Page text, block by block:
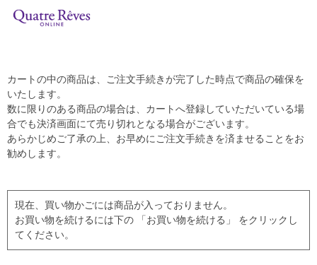
カートの中の商品は、ご注文手続きが完了した時点で商品の確保を
いたします。
数に限りのある商品の場合は、カートへ登録していただいている場
合でも決済画面にて売り切れとなる場合がございます。
あらかじめご了承の上、お早めにご注文手続きを済ませることをお
勧めします。
現在、買い物かごには商品が入っておりません。
お買い物を続けるには下の 「お買い物を続ける」 をクリックし
てください。